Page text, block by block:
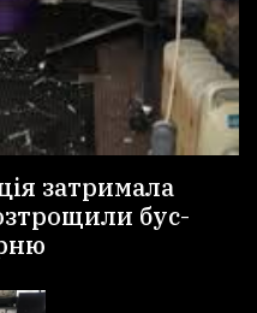
затримала
бус-